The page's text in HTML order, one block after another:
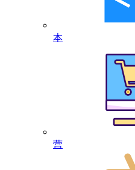
本
营